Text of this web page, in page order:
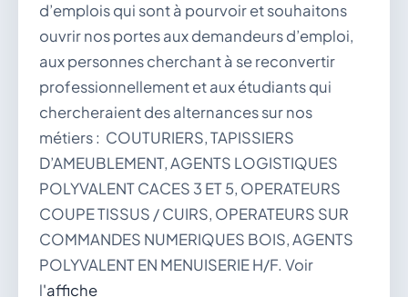
d’emplois qui sont à pourvoir et souhaitons
ouvrir nos portes aux demandeurs d’emploi,
aux personnes cherchant à se reconvertir
professionnellement et aux étudiants qui
chercheraient des alternances sur nos
métiers : COUTURIERS, TAPISSIERS
D’AMEUBLEMENT, AGENTS LOGISTIQUES
POLYVALENT CACES 3 ET 5, OPERATEURS
COUPE TISSUS / CUIRS, OPERATEURS SUR
COMMANDES NUMERIQUES BOIS, AGENTS
POLYVALENT EN MENUISERIE H/F. Voir
l'affiche